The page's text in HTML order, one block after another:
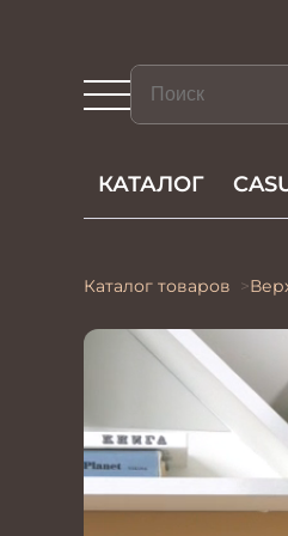
КАТАЛОГ
Каталог товаров